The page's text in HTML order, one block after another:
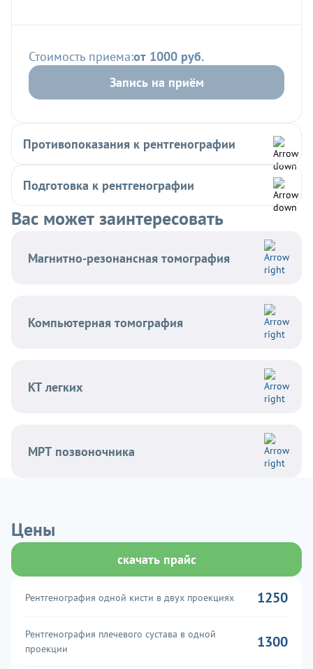
Стоимость приема:от 1000 руб.
Запись на приём
Противопоказания к рентгенографии
Подготовка к рентгенографии
Вас может заинтересовать
Магнитно-резонансная томография
Компьютерная томография
КТ легких
МРТ позвоночника
Цены
скачать прайс
Рентгенография одной кисти в двух проекциях 1250
Рентгенография плечевого сустава в одной
проекции
1300